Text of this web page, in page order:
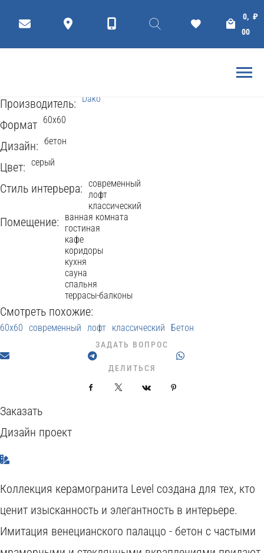
₽
0,
00
Коллекция керамогранита Level создана для тех, кто
ценит изысканность и элегантность в интерьере.
Имитация венецианского палаццо - бетон с частыми
LEVEL 60x60
Производитель: Dako
Формат 60x60
Дизайн: бетон
Цвет: серый
Стиль интерьера: современный
лофт
классический
Помещение:
ванная комната
гостиная
кафе
коридоры
кухня
сауна
спальня
террасы-балконы
Смотреть похожие:
60x60 современный лофт классический Бетон
ЗАДАТЬ ВОПРОС
ДЕЛИТЬСЯ
Facebook VKontakte
Заказать
Дизайн проект